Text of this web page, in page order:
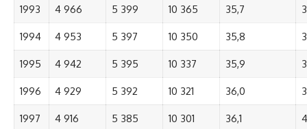
1993 4 966 5 399 10 365 35,7
1994 4 953 5 397 10 350 35,8
1995 4 942 5 395 10 337 35,9
1996 4 929 5 392 10 321 36,0
1997 4 916 5 385 10 301 36,1